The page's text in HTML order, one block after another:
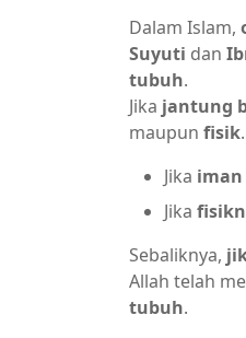
Dalam Islam,
Suyuti dan
tubuh.
Jika jantung
maupun fisik.
Jika iman
Jika
Sebaliknya,
Allah telah
tubuh.